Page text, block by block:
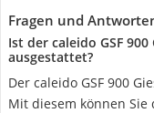
Fragen und
Ist der caleido GSF
ausgestattet?
Der caleido GSF 900
Mit diesem können Sie